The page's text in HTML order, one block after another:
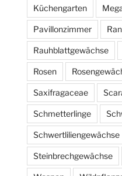
Küchengarten
Pavillonzimmer
Rauhblattgewächse
Rosen
Saxifragaceae
Schmetterlinge
Schwertliliengewächse
Steinbrechgewächse